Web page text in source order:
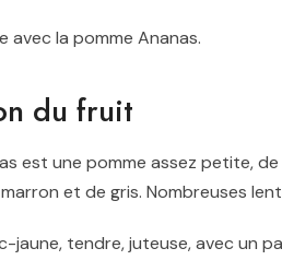
avec la pomme Ananas.
du fruit
est une pomme assez petite,
et de gris. Nombreuses
jaune, tendre, juteuse, avec un